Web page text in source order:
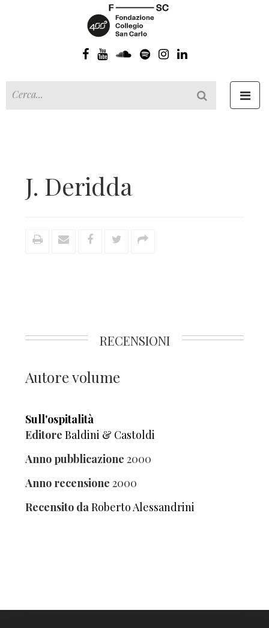
J. Deridda
RECENSIONI
Autore volume
Sull'ospitalità
Editore Baldini & Castoldi
Anno pubblicazione 2000
Anno recensione 2000
Recensito daRoberto Alessandrini